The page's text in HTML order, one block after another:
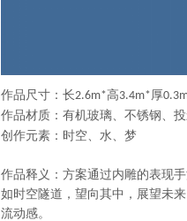
作品尺寸： 长2.6m*高3.4m*厚0.
作品材质： 有机玻璃、不锈钢、投
创作元素： 时空、水、梦
作品释义： 方案通过内雕的表现
如时空隧道，望向其中，展望未
流动感。